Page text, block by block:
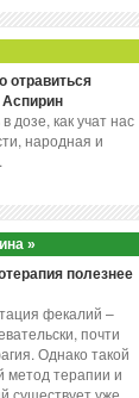
отравиться
дозе, как учат нас
народная и
»
полезнее
фекалий –
почти
Однако такой
метод терапии и